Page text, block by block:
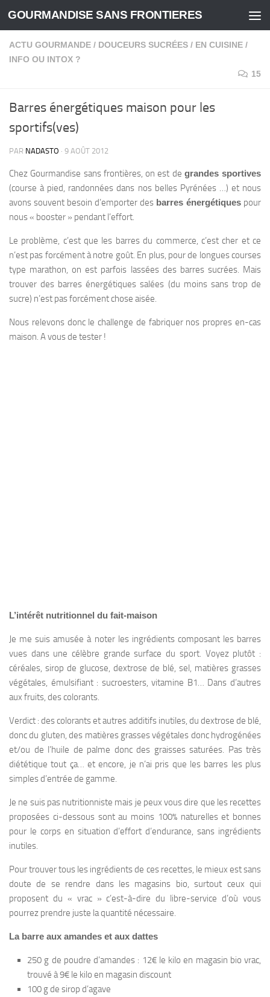
Skip to content
GOURMANDISE SANS FRONTIERES
ACTU GOURMANDE / DOUCEURS SUCRÉES / EN CUISINE /
INFO OU INTOX ?
15
Barres énergétiques maison pour les
sportifs(ves)
PAR NADASTO · 9 AOÛT 2012
Chez Gourmandise sans frontières, on est de grandes sportives
(course à pied, randonnées dans nos belles Pyrénées …) et nous
avons souvent besoin d’emporter des barres énergétiques pour
nous « booster » pendant l’effort.
Le problème, c’est que les barres du commerce, c’est cher et ce
n’est pas forcément à notre goût. En plus, pour de longues courses
type marathon, on est parfois lassées des barres sucrées. Mais
trouver des barres énergétiques salées (du moins sans trop de
sucre) n’est pas forcément chose aisée.
Nous relevons donc le challenge de fabriquer nos propres en-cas
maison. A vous de tester !
L’intérêt nutritionnel du fait-maison
Je me suis amusée à noter les ingrédients composant les barres
vues dans une célèbre grande surface du sport. Voyez plutôt :
céréales, sirop de glucose, dextrose de blé, sel, matières grasses
végétales, émulsifiant : sucroesters, vitamine B1… Dans d’autres
aux fruits, des colorants.
Verdict : des colorants et autres additifs inutiles, du dextrose de blé,
donc du gluten, des matières grasses végétales donc hydrogénées
et/ou de l’huile de palme donc des graisses saturées. Pas très
diététique tout ça… et encore, je n’ai pris que les barres les plus
simples d’entrée de gamme.
Je ne suis pas nutritionniste mais je peux vous dire que les recettes
proposées ci-dessous sont au moins 100% naturelles et bonnes
pour le corps en situation d’effort d’endurance, sans ingrédients
inutiles.
Pour trouver tous les ingrédients de ces recettes, le mieux est sans
doute de se rendre dans les magasins bio, surtout ceux qui
proposent du « vrac » c’est-à-dire du libre-service d’où vous
pourrez prendre juste la quantité nécessaire.
La barre aux amandes et aux dattes
250 g de poudre d’amandes : 12€ le kilo en magasin bio vrac,
trouvé à 9€ le kilo en magasin discount
100 g de sirop d’agave